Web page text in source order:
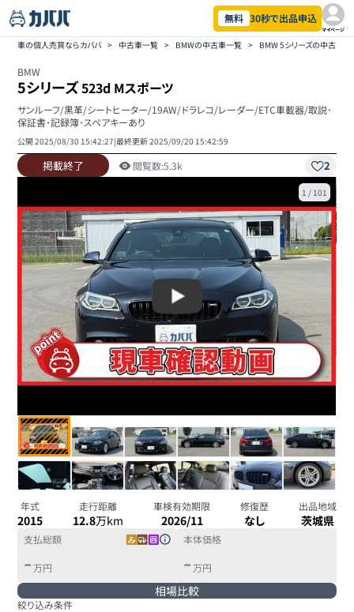
無料 30秒で出品申込
マイページ
車の個人売買ならカババ > 中古車一覧 > BMWの中古車一覧 > BMW 5シリーズの中古車
BMW
5シリーズ523d Mスポーツ
サンルーフ/黒革/シートヒーター/19AW/ドラレコ/レーダー/ETC車載器/取説･
保証書･記録簿･スペアキーあり
公開2025/08/30 15:42:27|最終更新2025/09/20 15:42:59
掲載終了 閲覧数:5.3k 2
1 / 101
年式
2015
走行距離
12.8万km
車検有効期限
2026/11
修復歴
なし
出品地域
茨城県
支払総額
- 万円
本体価格
- 万円
相場比較
絞り込み条件